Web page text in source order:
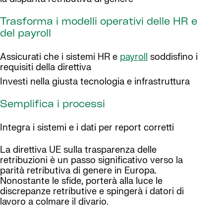
Trasforma i modelli operativi delle HR e
del payroll
Assicurati che i sistemi HR e payroll soddisfino i
requisiti della direttiva
Investi nella giusta tecnologia e infrastruttura
Semplifica i processi
Integra i sistemi e i dati per report corretti
La direttiva UE sulla trasparenza delle
retribuzioni è un passo significativo verso la
parità retributiva di genere in Europa.
Nonostante le sfide, porterà alla luce le
discrepanze retributive e spingerà i datori di
lavoro a colmare il divario.